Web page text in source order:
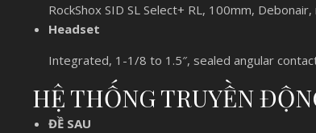
RockShox SID SL Select+ RL, 100mm,
Headset
Integrated, 1-1/8 to 1.5″, sealed angular
HỆ THỐNG TRUYỀN
ĐỀ SAU